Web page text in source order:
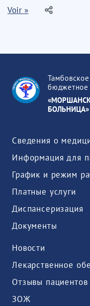
Voir »
бюджетное
БОЛЬНИЦА»
Сведения о
Информация для
График и режим
Платные услуги
Диспансеризация
Документы
Новости
Лекарственное
Отзывы пациентов
ЗОЖ